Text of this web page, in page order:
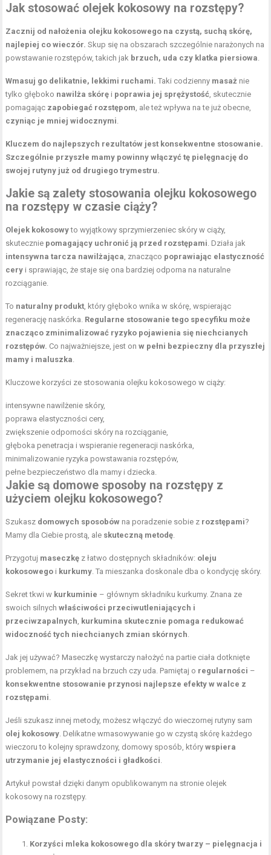
Jak stosować olejek kokosowy na rozstępy?
Zacznij od nałożenia olejku kokosowego na czystą, suchą skórę,
najlepiej co wieczór. Skup się na obszarach szczególnie narażonych na
powstawanie rozstępów, takich jak brzuch, uda czy klatka piersiowa
Wmasuj go delikatnie, lekkimi ruchami. Taki codzienny masaż nie
tylko głęboko nawilża skórę i poprawia jej sprężystość , skutecznie
pomagając zapobiegać rozstępom , ale też wpływa na te już obecne,
czyniąc je mniej widocznymi
Kluczem do najlepszych rezultatów jest konsekwentne stosowanie.
Szczególnie przyszłe mamy powinny włączyć tę pielęgnację do
swojej rutyny już od drugiego trymestru.
Jakie są zalety stosowania olejku kokosowego
na rozstępy w czasie ciąży?
Olejek kokosowyto wyjątkowy sprzymierzeniec skóry w ciąży,
skutecznie pomagający uchronić ją przed rozstępami . Działa jak
intensywna tarcza nawilżająca , znacząco poprawiając elastyczność
cery i sprawiając, że staje się ona bardziej odporna na naturalne
rozciąganie.
To naturalny produkt , który głęboko wnika w skórę, wspierając
regenerację naskórka. Regularne stosowanie tego specyfiku może
znacząco zminimalizować ryzyko pojawienia się niechcianych
rozstępów. Co najważniejsze, jest onw pełni bezpieczny dla przyszłej
mamy i maluszka
Kluczowe korzyści ze stosowania olejku kokosowego w ciąży:
intensywne nawilżenie skóry,
poprawa elastyczności cery,
zwiększenie odporności skóry na rozciąganie,
głęboka penetracja i wspieranie regeneracji naskórka,
minimalizowanie ryzyka powstawania rozstępów,
pełne bezpieczeństwo dla mamy i dziecka.
Jakie są domowe sposoby na rozstępy z
użyciem olejku kokosowego?
Szukasz domowych sposobów na poradzenie sobie z rozstępami?
Mamy dla Ciebie prostą, ale skuteczną metodę
Przygotuj maseczkę z łatwo dostępnych składników: oleju
kokosowego i kurkumy . Ta mieszanka doskonale dba o kondycję skóry.
Sekret tkwi w kurkuminie – głównym składniku kurkumy. Znana ze
swoich silnychwłaściwości przeciwutleniających i
przeciwzapalnych
kurkumina skutecznie pomaga redukować
widoczność tych niechcianych zmian skórnych
Jak jej używać? Maseczkę wystarczy nałożyć na partie ciała dotknięte
problemem, na przykład na brzuch czy uda. Pamiętaj o regularności –
konsekwentne stosowanie przynosi najlepsze efekty w walce z
rozstępami
Jeśli szukasz innej metody, możesz włączyć do wieczornej rutyny sam
olej kokosowy . Delikatne wmasowywanie go w czystą skórę każdego
wieczoru to kolejny sprawdzony, domowy sposób, którywspiera
utrzymanie jej elastyczności i gładkości
Artykuł powstał dzięki danym opublikowanym na stronie olejek
kokosowy na rozstępy.
Powiązane Posty:
Korzyści mleka kokosowego dla skóry twarzy – pielęgnacja i